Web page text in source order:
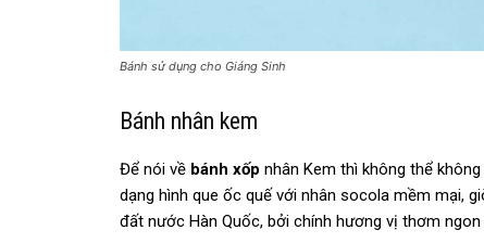
Bánh sử dụng cho Giáng Sinh
Bánh nhân kem
Để nói về bánh xốp nhân Kem thì không thể
dạng hình que ốc quế với nhân socola mềm mại,
đất nước Hàn Quốc, bởi chính hương vị thơm